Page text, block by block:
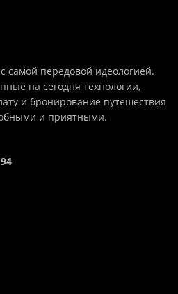
самой передовой идеологией.
на сегодня технологии,
и бронирование путешествия
и приятными.